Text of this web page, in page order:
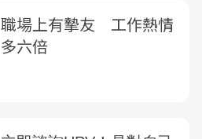
職場上有摯友 工作熱情
多六倍